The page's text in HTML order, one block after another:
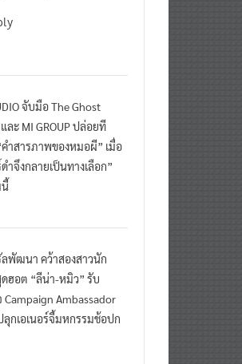
จับมือ The Ghost
ละ MI GROUP ปล่อยที
คำสารภาพของหมอผี” เมื่อ
จึงกลายเป็นทางเลือก”
นี้
ลพัฒนา คว้าสองสาวนัก
ดฮอต “ลีน่า-หมิว” รับ
Campaign Ambassador
ลุกเอเนอร์จี้มหกรรมช้อปก